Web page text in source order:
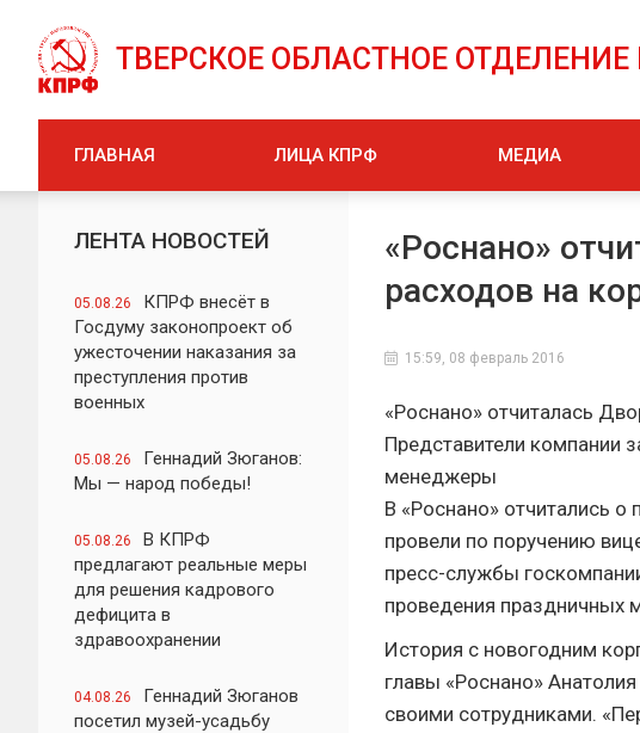
ТВЕРСКОЕ ОБЛАСТНОЕ
ГЛАВНАЯ ЛИЦА КПРФ МЕДИА
ЛЕНТА НОВОСТЕЙ
05.08.26
КПРФ внесёт в
Госдуму законопроект об
ужесточении наказания за
преступления против
военных
05.08.26
Геннадий Зюганов:
Мы — народ победы!
05.08.26
В КПРФ
предлагают реальные меры
для решения кадрового
дефицита в
здравоохранении
04.08.26
Геннадий Зюганов
посетил музей-усадьбу
«Роснано»
расходов на
15:59, 08 февраль 2016
«Роснано» отчиталась
Представители компании
менеджеры
В «Роснано» отчитались о
провели по поручению
пресс-службы
проведения праздничных
История с новогодним
главы «Роснано»
своими сотрудниками.